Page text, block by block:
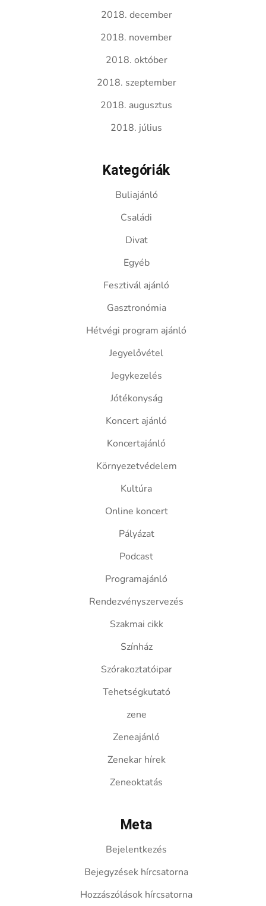
2018. december
2018. november
2018. október
2018. szeptember
2018. augusztus
2018. július
Kategóriák
Buliajánló
Családi
Divat
Egyéb
Fesztivál ajánló
Gasztronómia
Hétvégi program ajánló
Jegyelővétel
Jegykezelés
Jótékonyság
Koncert ajánló
Koncertajánló
Környezetvédelem
Kultúra
Online koncert
Pályázat
Podcast
Programajánló
Rendezvényszervezés
Szakmai cikk
Színház
Szórakoztatóipar
Tehetségkutató
zene
Zeneajánló
Zenekar hírek
Zeneoktatás
Meta
Bejelentkezés
Bejegyzések hírcsatorna
Hozzászólások hírcsatorna